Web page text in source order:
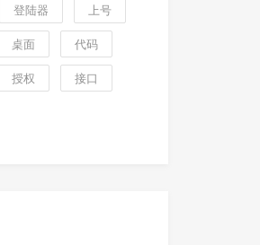
登陆器 上号
桌面 代码
授权 接口